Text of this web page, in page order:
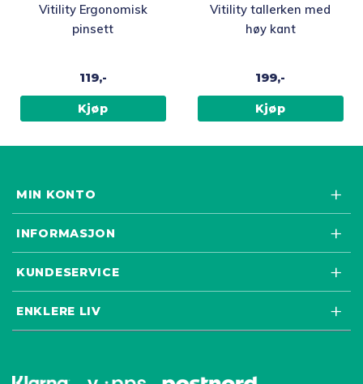
Vitility Ergonomisk
pinsett
119,-
Kjøp
Vitility tallerken med
høy kant
199,-
Kjøp
MIN KONTO
INFORMASJON
KUNDESERVICE
ENKLERE LIV